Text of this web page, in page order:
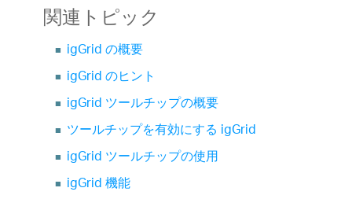
関連トピック
igGrid の概要
igGrid のヒント
igGrid ツールチップの概要
ツールチップを有効にする igGrid
igGrid ツールチップの使用
igGrid 機能